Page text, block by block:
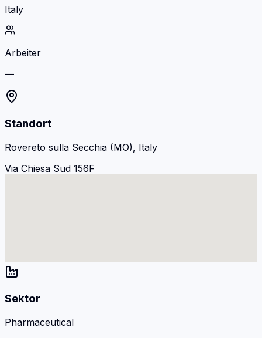
Italy
Arbeiter
—
Standort
Rovereto sulla Secchia (MO), Italy
Via Chiesa Sud 156F
Sektor
Pharmaceutical